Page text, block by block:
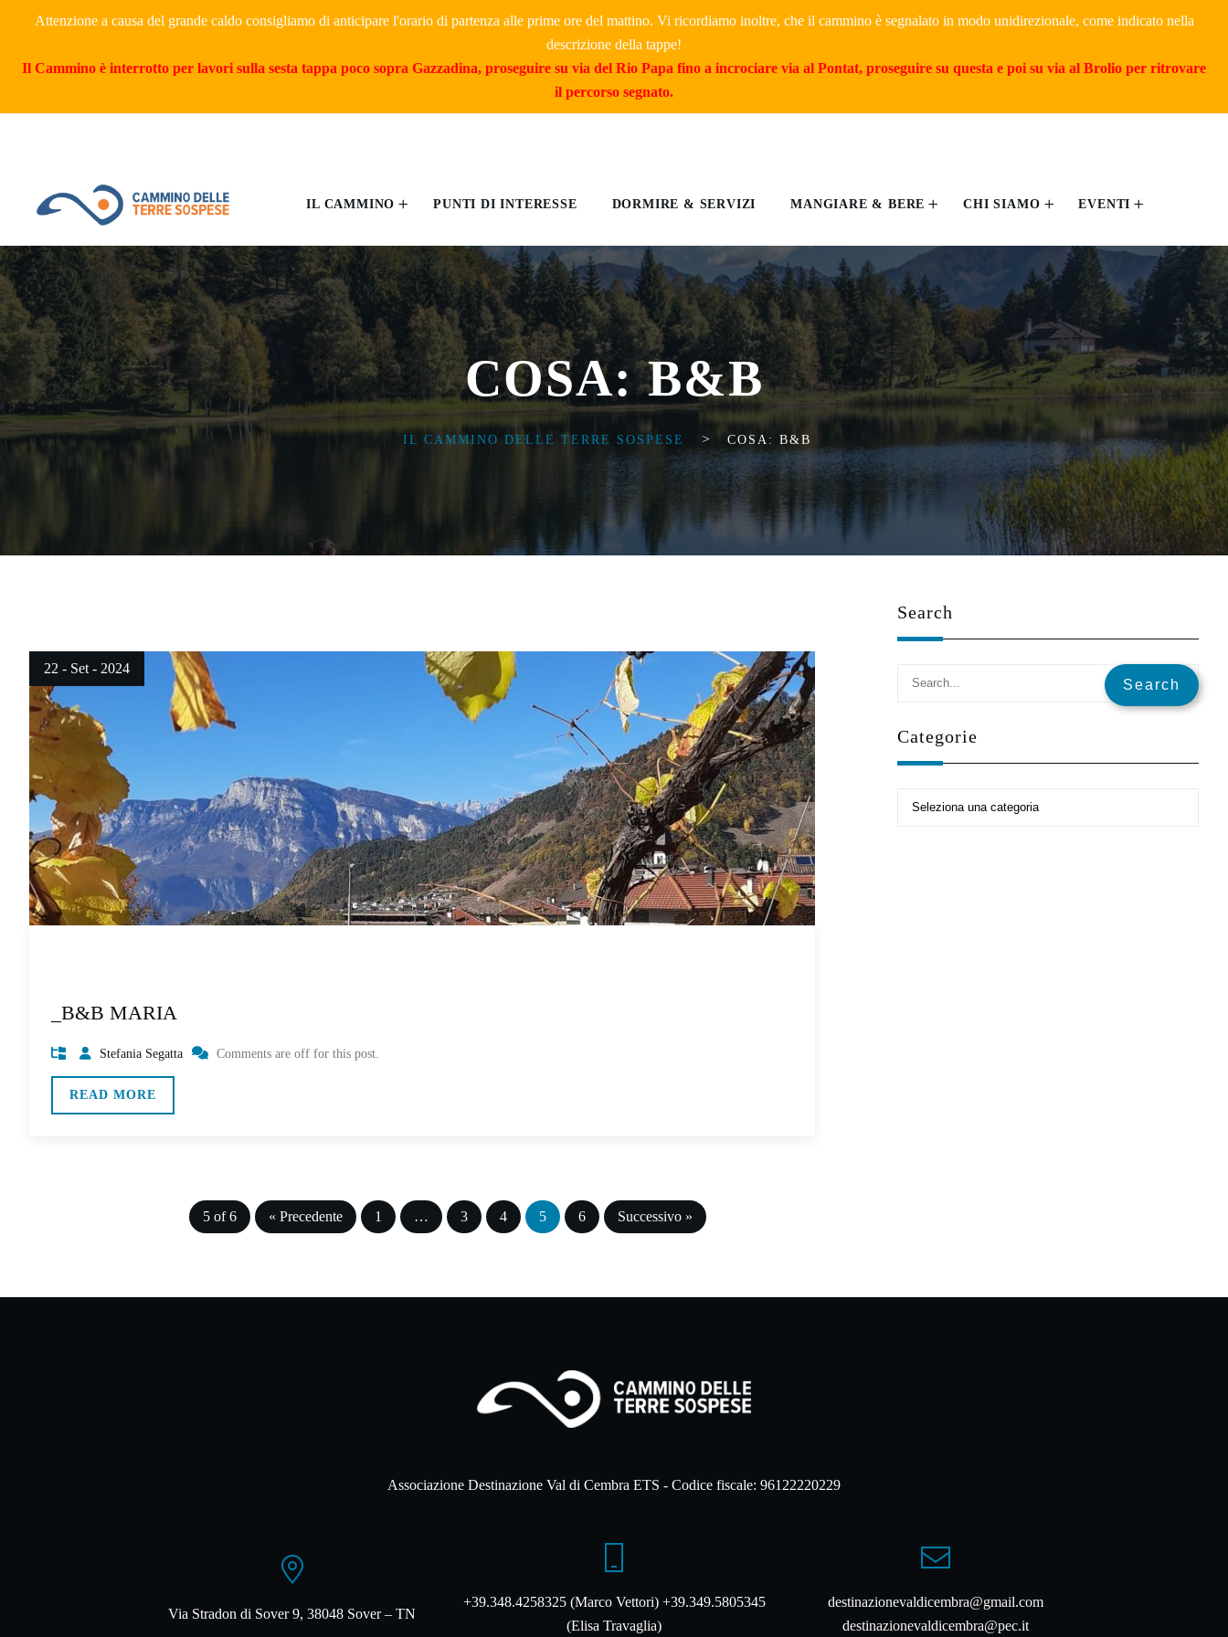
Attenzione a causa del grande caldo consigliamo di anticipare l'orario di partenza alle prime ore del mattino. Vi ricordiamo inoltre, che il cammino è segnalato in modo unidirezionale, come indicato nella
descrizione della tappe!
Il Cammino è interrotto per lavori sulla sesta tappa poco sopra Gazzadina, proseguire su via del Rio Papa fino a incrociare via al Pontat, proseguire su questa e poi su via al Brolio per ritrovare
il percorso segnato.
IL CAMMINO PUNTI DI INTERESSE DORMIRE & SERVIZI MANGIARE & BERE CHI SIAMO EVENTI
COSA: B&B
IL CAMMINO DELLE TERRE SOSPESE > COSA: B&B
22 - Set - 2024
_B&B MARIA
Stefania Segatta Comments are off for this post.
READ MORE
5 of 6 « Precedente 1 … 3 4 5 6 Successivo »
Search
Categorie
Associazione Destinazione Val di Cembra ETS - Codice fiscale: 96122220229
Via Stradon di Sover 9, 38048 Sover – TN
+39.348.4258325 (Marco Vettori) +39.349.5805345
(Elisa Travaglia)
destinazionevaldicembra@gmail.com
destinazionevaldicembra@pec.it